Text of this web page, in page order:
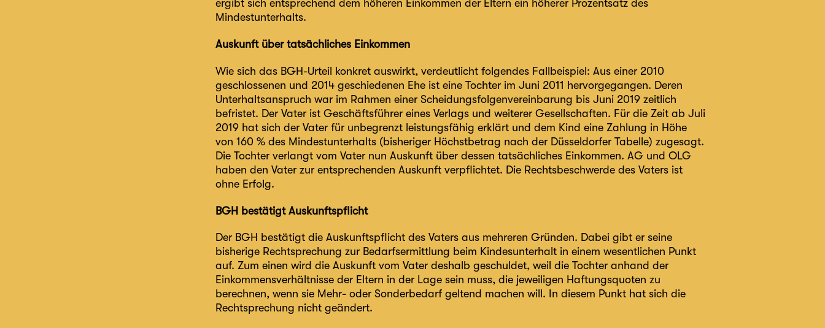
ergibt sich entsprechend dem höheren Einkommen der Eltern ein höherer Prozentsatz des
Mindestunterhalts.
Auskunft über tatsächliches Einkommen
Wie sich das BGH-Urteil konkret auswirkt, verdeutlicht folgendes Fallbeispiel: Aus einer 2010
geschlossenen und 2014 geschiedenen Ehe ist eine Tochter im Juni 2011 hervorgegangen. Deren
Unterhaltsanspruch war im Rahmen einer Scheidungsfolgenvereinbarung bis Juni 2019 zeitlich
befristet. Der Vater ist Geschäftsführer eines Verlags und weiterer Gesellschaften. Für die Zeit ab Juli
2019 hat sich der Vater für unbegrenzt leistungsfähig erklärt und dem Kind eine Zahlung in Höhe
von 160 % des Mindestunterhalts (bisheriger Höchstbetrag nach der Düsseldorfer Tabelle) zugesagt.
Die Tochter verlangt vom Vater nun Auskunft über dessen tatsächliches Einkommen. AG und OLG
haben den Vater zur entsprechenden Auskunft verpflichtet. Die Rechtsbeschwerde des Vaters ist
ohne Erfolg.
BGH bestätigt Auskunftspflicht
Der BGH bestätigt die Auskunftspflicht des Vaters aus mehreren Gründen. Dabei gibt er seine
bisherige Rechtsprechung zur Bedarfsermittlung beim Kindesunterhalt in einem wesentlichen Punkt
auf. Zum einen wird die Auskunft vom Vater deshalb geschuldet, weil die Tochter anhand der
Einkommensverhältnisse der Eltern in der Lage sein muss, die jeweiligen Haftungsquoten zu
berechnen, wenn sie Mehr- oder Sonderbedarf geltend machen will. In diesem Punkt hat sich die
Rechtsprechung nicht geändert.